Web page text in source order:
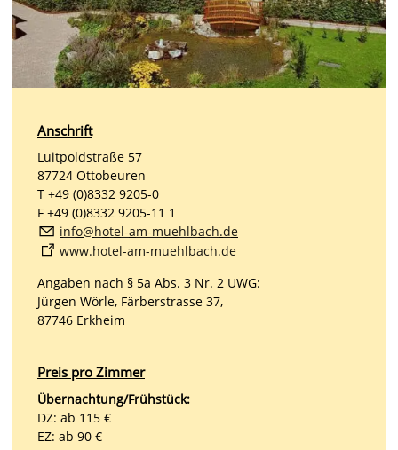
Anschrift
Luitpoldstraße 57
87724 Ottobeuren
T +49 (0)8332 9205-0
F +49 (0)8332 9205-11 1
nf
h t l- m-m hlb ch d
www.hotel-am-muehlbach.de
Angaben nach § 5a Abs. 3 Nr. 2 UWG:
Jürgen Wörle, Färberstrasse 37,
87746 Erkheim
Preis pro Zimmer
Übernachtung/Frühstück:
DZ: ab 115 €
EZ: ab 90 €